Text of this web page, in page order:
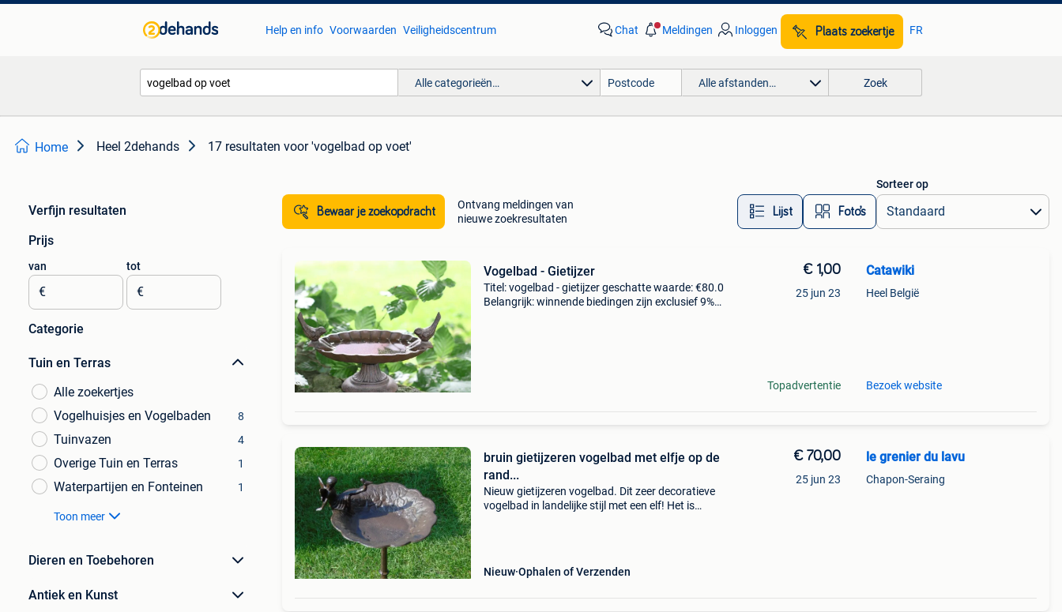
Help en info Voorwaarden Veiligheidscentrum Chat Meldingen Inloggen Plaats zoekertje FR
Alle categorieën… Alle afstanden… Zoek
Home Heel 2dehands 17 resultaten voor 'vogelbad op voet'
Verfijn resultaten
Prijs
van
€
tot
€
Categorie
Tuin en Terras
Alle zoekertjes
Vogelhuisjes en Vogelbaden
8
Tuinvazen 4
Overige Tuin en Terras 1
Waterpartijen en Fonteinen 1
Toon meer
Dieren en Toebehoren
Antiek en Kunst
Bewaar je zoekopdracht
Ontvang meldingen van
nieuwe zoekresultaten
Lijst Foto’s
Sorteer op
Vogelbad - Gietijzer
Titel: vogelbad - gietijzer geschatte waarde: €80.0
Belangrijk: winnende biedingen zijn exclusief 9%
€ 1,00
25 jun 23
Topadvertentie
Catawiki
Heel België
Bezoek website
bruin gietijzeren vogelbad met elfje op de
rand...
Nieuw gietijzeren vogelbad. Dit zeer decoratieve
vogelbad in landelijke stijl met een elf! Het is
Nieuw Ophalen of Verzenden
€ 70,00
25 jun 23
le grenier du lavu
Chapon-Seraing